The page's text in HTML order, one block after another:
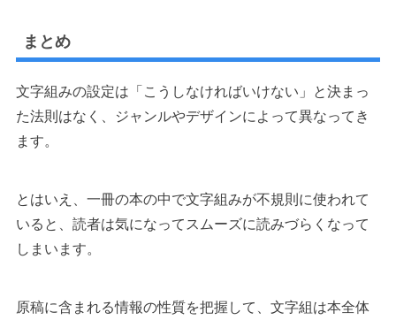
まとめ
文字組みの設定は「こうしなければいけない」と決まっ
た法則はなく、ジャンルやデザインによって異なってき
ます。
とはいえ、一冊の本の中で文字組みが不規則に使われて
いると、読者は気になってスムーズに読みづらくなって
しまいます。
原稿に含まれる情報の性質を把握して、文字組は本全体